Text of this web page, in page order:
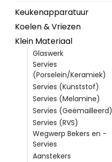
Keukenapparatuur
Koelen & Vriezen
Klein Materiaal
Glaswerk
Servies
(Porselein/Keramiek)
Servies (Kunststof)
Servies (Melamine)
Servies (Geëmailleerd)
Servies (RVS)
Wegwerp Bekers en -
Servies
Aanstekers